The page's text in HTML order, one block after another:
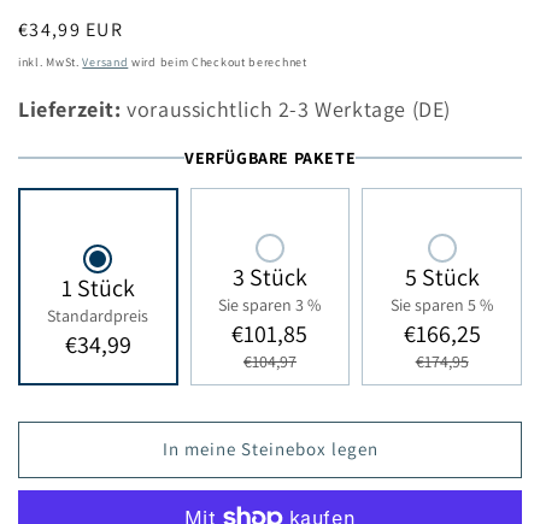
Normaler
Preis
€34,99 EUR
inkl. MwSt.Versand wird beim Checkout berechnet
Lieferzeit: voraussichtlich 2-3 Werktage (DE)
VERFÜGBARE PAKETE
1 Stück
Standardpreis
€34,99
3 Stück
Sie sparen 3 %
€101,85
€104,97
5 Stück
Sie sparen 5 %
€166,25
€174,95
In meine Steinebox legen